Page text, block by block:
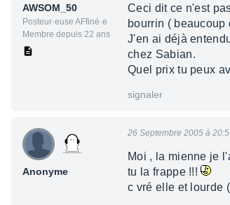
AWSOM_50
Posteur·euse AFfiné·e
Membre depuis 22 ans
Ceci dit ce n'est
bourrin ( beaucoup
J'en ai déjà
chez Sabian.
Quel prix tu peux
signaler
Anonyme
26 Septembre 2005 à
Moi , la mienne je
tu la frappe !!!
c vré elle et lourde